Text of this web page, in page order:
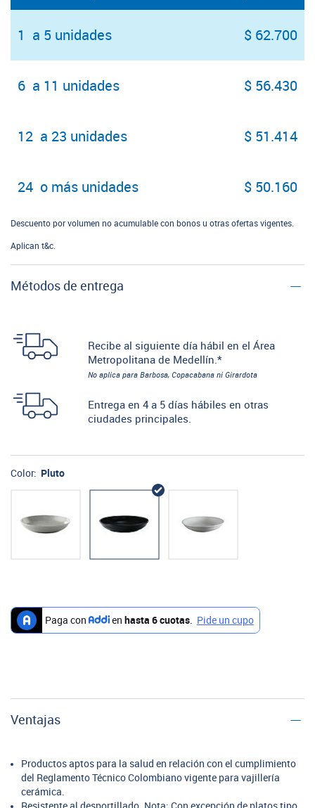
1 a 5 unidades $ 62.700
6 a 11 unidades $ 56.430
12 a 23 unidades $ 51.414
24 o más unidades $ 50.160
Descuento por volumen no acumulable con bonos u otras ofertas vigentes.
Aplican t&c.
Métodos de entrega
Recibe al siguiente día hábil en el Área
Metropolitana de Medellín.*
No aplica para Barbosa, Copacabana ni Girardota
Entrega en 4 a 5 días hábiles en otras
ciudades principales.
Color: Pluto
Ventajas
Productos aptos para la salud en relación con el cumplimiento
del Reglamento Técnico Colombiano vigente para vajillería
cerámica.